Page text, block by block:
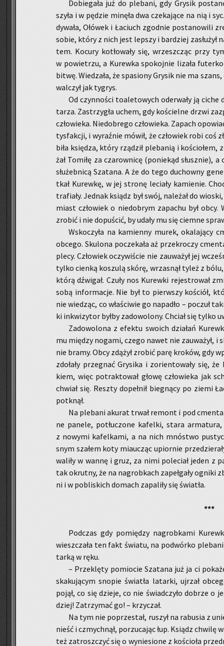
Do­bie­ga­ła już do ple­ba­ni, gdy Gry­sik
szy­ła i w pę­dzie mi­nę­ła dwa cze­ka­ją­ce na nią i
dy­wa­ła, Ołó­wek i Ła­ciuch zgod­nie po­sta­no­wi­li
sobie, który z nich jest lep­szy i bar­dziej za­słu­żył
tem. Ko­cu­ry ko­tło­wa­ły się, wrzesz­cząc przy
w po­wie­trzu, a Ku­rew­ka spo­koj­nie li­za­ła
bitwę. Wie­dza­ła, że spa­sio­ny Gry­sik nie ma
wal­czył jak ty­grys.
Od czyn­no­ści to­a­le­to­wych ode­rwa­ły ją
ta­rza. Za­strzy­gła uchem, gdy ko­ściel­ne drzwi
czło­wie­ka. Nie­do­bre­go czło­wie­ka. Za­pach
tys­fak­cji, i wy­raź­nie mówił, że czło­wiek robi coś
bi­ła księ­dza, który rzą­dził ple­ba­nią i
żał To­mi­łę za cza­row­ni­cę (po­nie­kąd słusz­nie),
słu­żeb­ni­cą Sza­ta­na. A że do tego du­chow­ny
tkał Ku­rew­kę, w jej stro­nę le­cia­ły ka­mie­nie.
tra­fia­ły. Jed­nak ksiądz był swój, na­le­żał do
miast czło­wiek o nie­do­brym za­pa­chu był
zro­bić i nie do­pu­ścić, by udały mu się ciem­ne
Wsko­czy­ła na ka­mien­ny murek, oka­la­ją­cy
ob­ce­go. Sku­lo­na po­cze­ka­ła aż prze­kro­czy
plecy. Czło­wiek oczy­wi­ście nie za­uwa­żył jej
tylko cien­ką ko­szu­lą skórę, wrza­snął tyleż z
którą dźwi­gał. Czuły nos Ku­rew­ki re­je­stro­wał
sobą in­for­ma­cje. Nie był to pierw­szy ko­ściół,
nie wie­dząc, co wła­ści­wie go na­pa­dło – po­czuł
ki in­kwi­zy­tor byłby za­do­wo­lo­ny. Chciał się tylko
Za­do­wo­lo­na z efek­tu swo­ich dzia­łań
mu mię­dzy no­ga­mi, czego nawet nie za­uwa­żył,
nie bramy. Obcy zdą­żył zro­bić parę kro­ków, gdy
zdo­ła­ły prze­gnać Gry­si­ka i zo­rien­to­wa­ły się,
kiem, więc po­trak­to­wał głowę czło­wie­ka jak
chwiał się. Resz­ty do­peł­nił bie­gną­cy po ziemi
po­tknął.
Na ple­ba­ni aku­rat trwał re­mont i pod
ne pa­ne­le, po­tłu­czo­ne ka­fel­ki, stara
z no­wy­mi ka­fel­ka­mi, a na nich mnó­stwo
snym sza­łem koty miau­cząc upior­nie
wa­li­ły w wannę i gruz, za nimi po­le­ciał jeden z
tak okrut­ny, że na na­grob­kach za­peł­ga­ły ogni­ki
ni i w po­bli­skich do­mach za­pa­li­ły się świa­tła.
***
Pod­czas gdy po­mię­dzy na­grob­ka­mi
wiesz­cza­ła ten fakt świa­tu, na po­dwór­ko
tar­ką w ręku.
– Prze­klę­ty po­mio­cie Sza­ta­na już ja ci
ska­ku­ją­cym sno­pie świa­tła la­tar­ki, uj­rzał
pojął, co się dzie­je, co nie świad­czy­ło do­brze o
dziej! Za­trzy­mać go! – krzy­czał.
Na tym nie po­prze­stał, ru­szył na ra­bu­sia z
nieść i czmych­nął, po­rzu­ca­jąc łup. Ksiądz chwi­lę
też za­trosz­czyć się o wy­nie­sio­ne z ko­ścio­ła